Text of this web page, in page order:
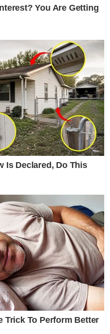
You Are Getting
Is Declared, Do This
Trick To Perform Better